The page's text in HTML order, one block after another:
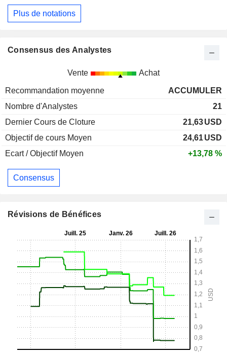
Plus de notations
Consensus des Analystes
Vente Achat
Recommandation moyenne
ACCUMULER
Nombre d'Analystes
21
Dernier Cours de Cloture
21,63USD
Objectif de cours Moyen
24,61USD
Ecart / Objectif Moyen
+13,78 %
Consensus
Révisions de Bénéfices